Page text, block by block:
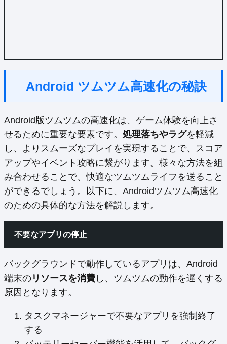
Android ツムツム高速化の秘訣
Android版ツムツムの高速化は、ゲーム体験を向上さ
せるために重要な要素です。 処理落ちやラグを軽減
し、よりスムーズなプレイを実現することで、スコア
アップやイベント攻略に繋がります。様々な方法を組
み合わせることで、快適なツムツムライフを送ること
ができるでしょう。以下に、Androidツムツム高速化
のための具体的な方法を解説します。
不要なアプリの停止
バックグラウンドで動作しているアプリは、Android
端末の リソースを消費 し、ツムツムの動作を遅くする
原因となります。
タスクマネージャーで不要なアプリを強制終了
する